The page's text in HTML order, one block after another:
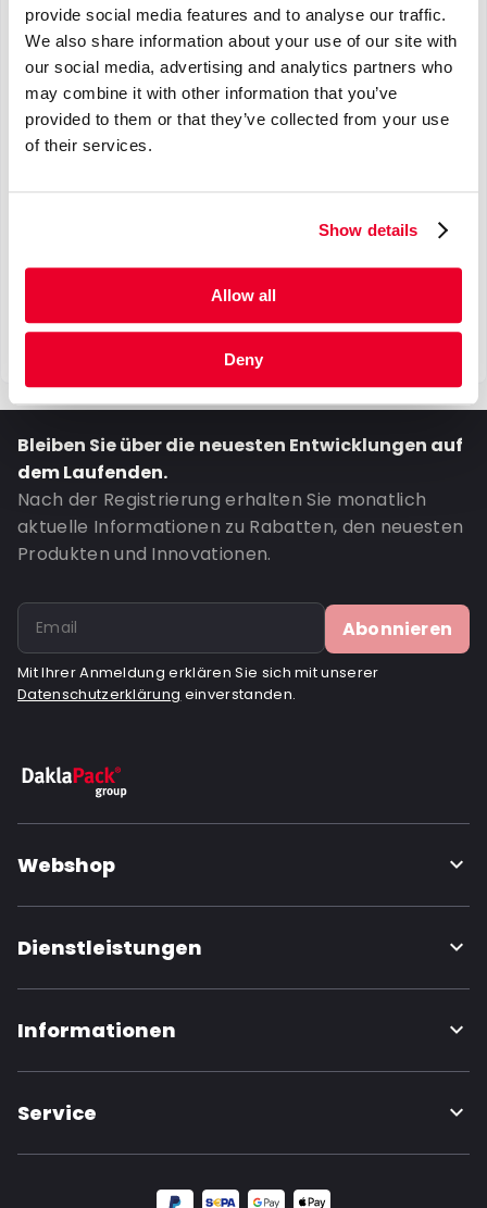
provide social media features and to analyse our traffic.
We also share information about your use of our site with
our social media, advertising and analytics partners who
may combine it with other information that you’ve
provided to them or that they’ve collected from your use
of their services.
Show details
Allow all
Deny
Telefonnummer*
Nachricht*
Bleiben Sie über die neuesten Entwicklungen auf
dem Laufenden.
Nach der Registrierung erhalten Sie monatlich
aktuelle Informationen zu Rabatten, den neuesten
Produkten und Innovationen.
Abonnieren
Mit Ihrer Anmeldung erklären Sie sich mit unserer
Datenschutzerklärung einverstanden.
Webshop
Dienstleistungen
Informationen
Service